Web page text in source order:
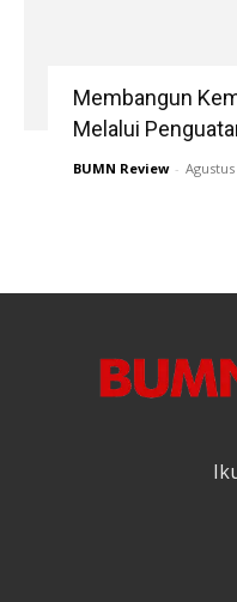
Membangun
Melalui
BUMN Review - Agustus